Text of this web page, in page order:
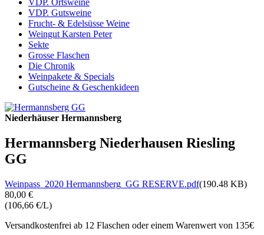
VDP. Ortsweine
VDP. Gutsweine
Frucht- & Edelsüsse Weine
Weingut Karsten Peter
Sekte
Grosse Flaschen
Die Chronik
Weinpakete & Specials
Gutscheine & Geschenkideen
Niederhäuser Hermannsberg
Hermannsberg Niederhausen Riesling
GG
Weinpass_2020 Hermannsberg_GG RESERVE.pdf(190.48 KB)
80,00 €
(106,66 €/L)
Versandkostenfrei ab 12 Flaschen oder einem Warenwert von 135€